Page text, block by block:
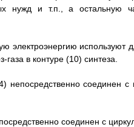
нужд и т.п., а остальную
электроэнергию используют
в контуре (10) синтеза.
непосредственно соединен
соединен с